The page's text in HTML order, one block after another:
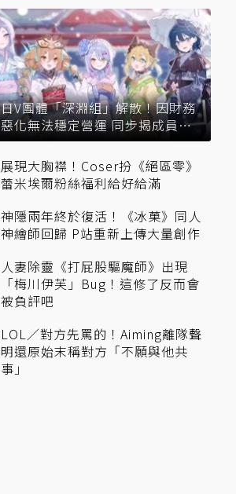
日V團體「深淵組」解散！因財務
惡化無法穩定營運 同步揭成員未
來去向
展現大胸襟！Coser扮《絕區零》
蕾米埃爾粉絲福利給好給滿
神隱兩年終於復活！《冰菓》同人
神繪師回歸 P站重新上傳大量創作
人妻除靈《打屁股驅魔師》出現
「梅川伊芙」Bug！這修了反而會
被負評吧
LOL／對方先罵的！Aiming離隊聲
明還原始末稱對方「不願與他共
事」